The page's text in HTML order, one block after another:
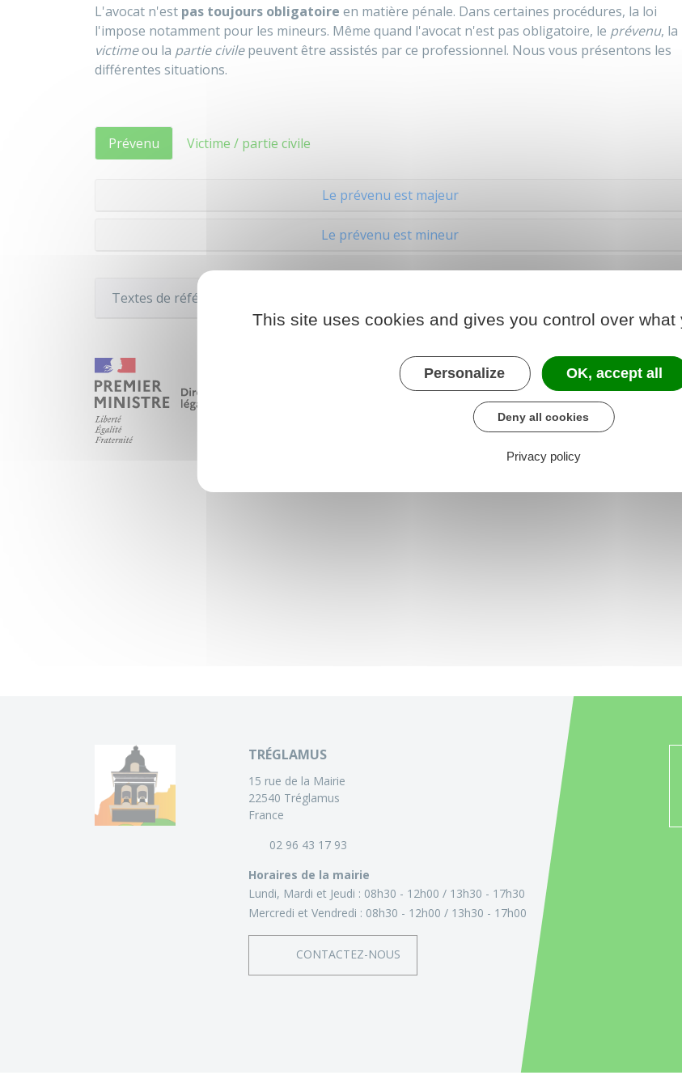
L'avocat n'est pas toujours obligatoire en matière pénale. Dans certaines procédures, la loi
l'impose notamment pour les mineurs. Même quand l'avocat n'est pas obligatoire, le prévenu, la
victimeou la partie civilepeuvent être assistés par ce professionnel. Nous vous présentons les
différentes situations.
Prévenu Victime / partie civile
Le prévenu est majeur
Le prévenu est mineur
Textes de référence
TRÉGLAMUS
15 rue de la Mairie
22540 Tréglamus
France
02 96 43 17 93
Horaires de la mairie
Lundi, Mardi et Jeudi : 08h30 - 12h00
13h30 - 17h30
Mercredi et Vendredi : 08h30 - 12h00 13h30 - 17h00
CONTACTEZ-NOUS
This site uses cookies and gives you control over what
Personalize OK, accept all
Deny all cookies
Privacy policy